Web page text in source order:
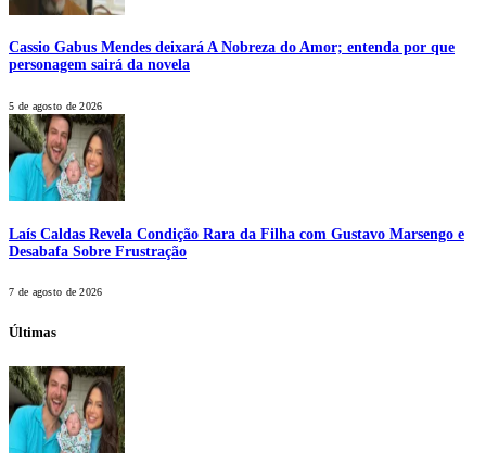
Cassio Gabus Mendes deixará A Nobreza do Amor; entenda por que
personagem sairá da novela
5 de agosto de 2026
Laís Caldas Revela Condição Rara da Filha com Gustavo Marsengo e
Desabafa Sobre Frustração
7 de agosto de 2026
Últimas